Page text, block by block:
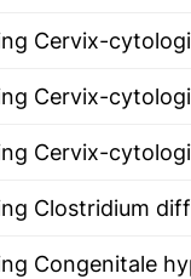
Cervix-
Cervix-
Cervix-
Clostridium
Congenitale